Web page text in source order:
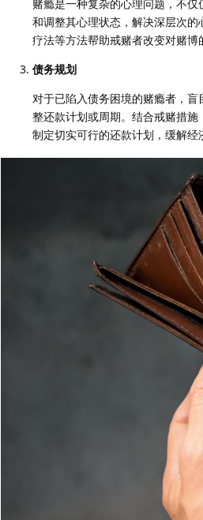
赌瘾是一种复杂的心理问题，不
和调整其心理状态，解决深层次
疗法等方法帮助戒赌者改变对赌博
债务规划
对于已陷入债务困境的赌瘾者，
整还款计划或周期。结合戒赌措
制定切实可行的还款计划，缓解经